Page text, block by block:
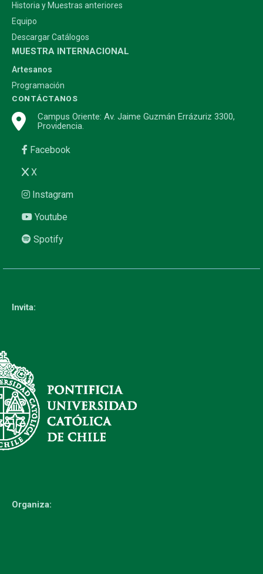
Historia y Muestras anteriores
Equipo
Descargar Catálogos
MUESTRA INTERNACIONAL
Artesanos
Programación
CONTÁCTANOS
Campus Oriente: Av. Jaime Guzmán Errázuriz 3300,
Providencia.
Facebook
X
Instagram
Youtube
Spotify
Invita:
Organiza: